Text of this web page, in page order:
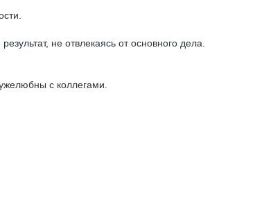
не отвлекаясь от основного дела.
с коллегами.